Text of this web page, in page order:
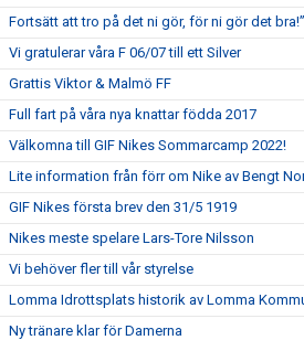
Fortsätt att tro på det ni gör, för ni gör det bra!”
Vi gratulerar våra F 06/07 till ett Silver
Grattis Viktor & Malmö FF
Full fart på våra nya knattar födda 2017
Välkomna till GIF Nikes Sommarcamp 2022!
Lite information från förr om Nike av Bengt
GIF Nikes första brev den 31/5 1919
Nikes meste spelare Lars-Tore Nilsson
Vi behöver fler till vår styrelse
Lomma Idrottsplats historik av Lomma
Ny tränare klar för Damerna